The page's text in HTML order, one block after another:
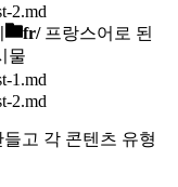
2.md
fr/ 프랑스어로 된
물
1.md
2.md
고 각 콘텐츠 유형